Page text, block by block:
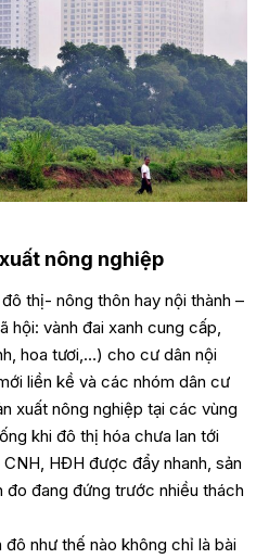
nông nghiệp
thị- nông thôn hay nội thành –
hội: vành đai xanh cung cấp,
hoa tươi,…) cho cư dân nội
liền kề và các nhóm dân cư
xuất nông nghiệp tại các vùng
khi đô thị hóa chưa lan tới
HĐH được đẩy nhanh, sản
đo đang đứng trước nhiều thách
như thế nào không chỉ là bài